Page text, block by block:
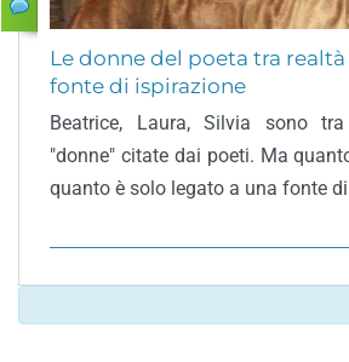
Le donne del poeta tra
fonte di ispirazione
Beatrice, Laura, Silvia sono
"donne" citate dai poeti. Ma
quanto è solo legato a una fonte